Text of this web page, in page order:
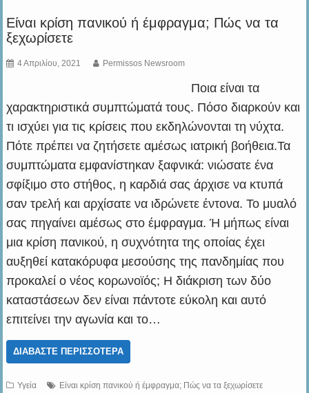
Είναι κρίση πανικού ή έμφραγμα; Πώς να τα
ξεχωρίσετε
4 Απριλίου, 2021 Permissos Newsroom
Ποια είναι τα
χαρακτηριστικά συμπτώματά τους. Πόσο διαρκούν και
τι ισχύει για τις κρίσεις που εκδηλώνονται τη νύχτα.
Πότε πρέπει να ζητήσετε αμέσως ιατρική βοήθεια.Τα
συμπτώματα εμφανίστηκαν ξαφνικά: νιώσατε ένα
σφίξιμο στο στήθος, η καρδιά σας άρχισε να κτυπά
σαν τρελή και αρχίσατε να ιδρώνετε έντονα. Το μυαλό
σας πηγαίνει αμέσως στο έμφραγμα. Ή μήπως είναι
μια κρίση πανικού, η συχνότητα της οποίας έχει
αυξηθεί κατακόρυφα μεσούσης της πανδημίας που
προκαλεί ο νέος κορωνοϊός; Η διάκριση των δύο
καταστάσεων δεν είναι πάντοτε εύκολη και αυτό
επιτείνει την αγωνία και το…
ΔΙΑΒΆΣΤΕ ΠΕΡΙΣΣΌΤΕΡΑ
Υγεία Είναι κρίση πανικού ή έμφραγμα; Πώς να τα ξεχωρίσετε